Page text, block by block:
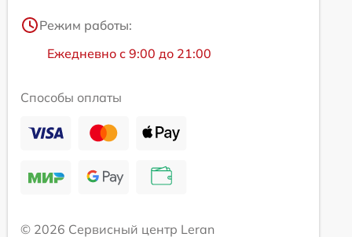
Режим работы:
Ежедневно с 9:00 до 21:00
Способы оплаты
© 2026 Сервисный центр Leran